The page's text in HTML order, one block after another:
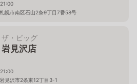
幌市南区石山2条9丁目7番58号
ザ・ビッグ
岩見沢店
見沢市2条東12丁目3-1